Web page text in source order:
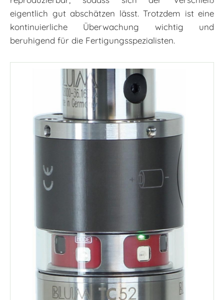
eigentlich gut abschätzen lässt. Trotzdem ist eine
kontinuierliche Überwachung wichtig und
beruhigend für die Fertigungsspezialisten.